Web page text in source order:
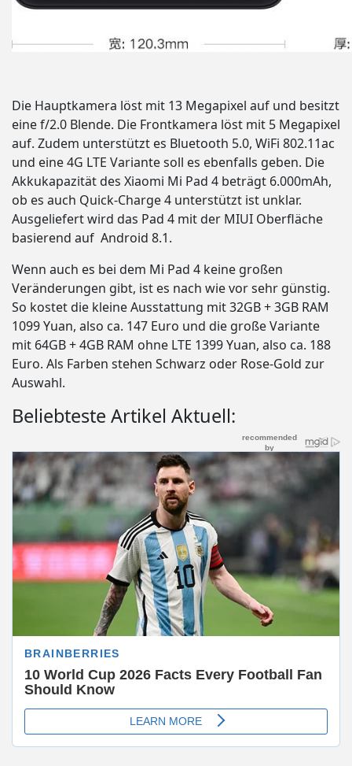
Die Hauptkamera löst mit 13 Megapixel auf und besitzt
eine f/2.0 Blende. Die Frontkamera löst mit 5 Megapixel
auf. Zudem unterstützt es Bluetooth 5.0, WiFi 802.11ac
und eine 4G LTE Variante soll es ebenfalls geben. Die
Akkukapazität des Xiaomi Mi Pad 4 beträgt 6.000mAh,
ob es auch Quick-Charge 4 unterstützt ist unklar.
Ausgeliefert wird das Pad 4 mit der MIUI Oberfläche
basierend auf Android 8.1.
Wenn auch es bei dem Mi Pad 4 keine großen
Veränderungen gibt, ist es nach wie vor sehr günstig.
So kostet die kleine Ausstattung mit 32GB + 3GB RAM
1099 Yuan, also ca. 147 Euro und die große Variante
mit 64GB + 4GB RAM ohne LTE 1399 Yuan, also ca. 188
Euro. Als Farben stehen Schwarz oder Rose-Gold zur
Auswahl.
Beliebteste Artikel Aktuell: